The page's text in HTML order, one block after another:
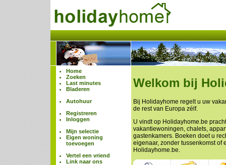
Home
Zoeken
Last minutes
Bladeren
Autohuur
Registreren
Inloggen
Mijn selectie
Eigen woning
toevoegen
Vertel een vriend
Link naar ons
Welkom bij
Bij Holidayhome regelt u uw
de rest van Europa zélf.
U vindt op Holidayhome.be
vakantiewoningen, chalets,
gastenkamers. Boeken doet u
eigenaar, zonder tussenkomst of
Holidayhome.be.